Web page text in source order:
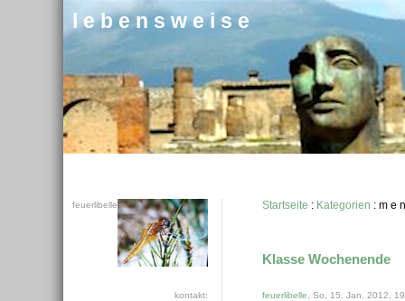
l e b e n s w e i s e
Startseite : Kategorien : m e
Klasse Wochenende
feuerlibelle , So, 15. Jan. 2012,
feuerlibelle
kontakt: